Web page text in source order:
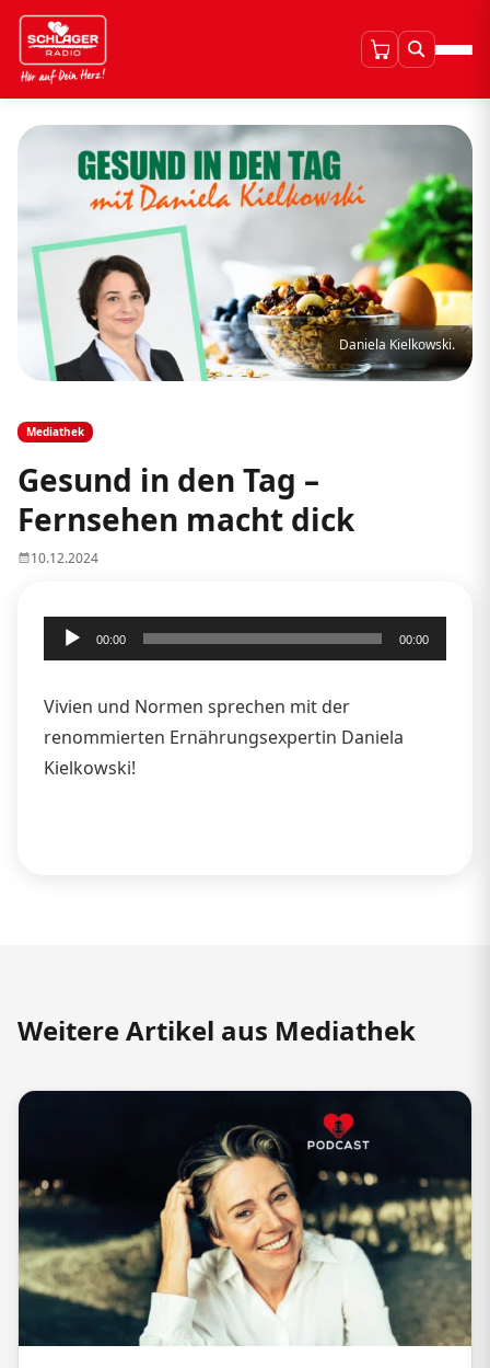
Daniela Kielkowski.
Mediathek
Gesund in den Tag –
Fernsehen macht dick
10.12.2024
Audio-
Player
00:00 00:00
Vivien und Normen sprechen mit der
renommierten Ernährungsexpertin Daniela
Kielkowski!
Weitere Artikel aus Mediathek